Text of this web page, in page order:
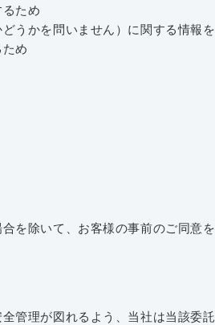
ため
うかを問いません）に関する情報
め
を除いて、お客様の事前のご同意
管理が図れるよう、当社は当該委